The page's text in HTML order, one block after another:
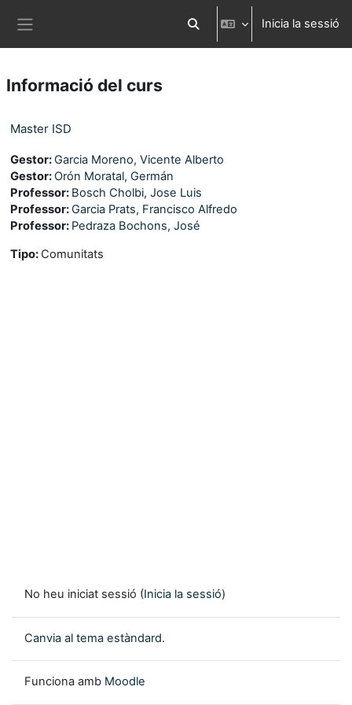
Commuta l'entrada de la cerca
Inicia la sessió
Informació del curs
Master ISD
Gestor:Garcia Moreno, Vicente Alberto
Gestor:Orón Moratal, Germán
Professor: Bosch Cholbi, Jose Luis
Professor:Garcia Prats, Francisco Alfredo
Professor: Pedraza Bochons, José
Tipo: Comunitats
No heu iniciat sessió (Inicia la sessió)
Canvia al tema estàndard.
Funciona amb Moodle